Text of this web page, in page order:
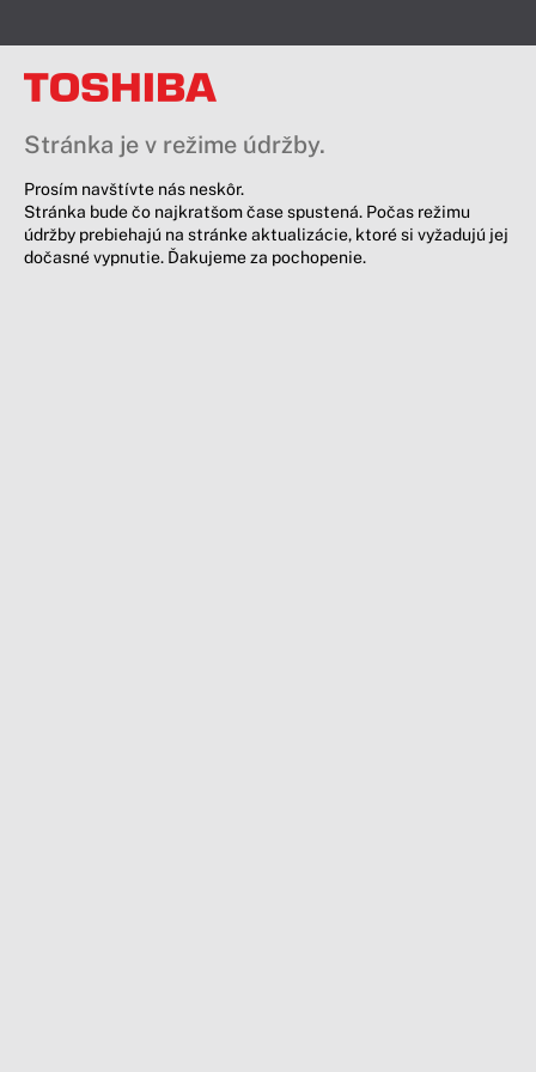
Stránka je v režime údržby.
Prosím navštívte nás neskôr.
Stránka bude čo najkratšom čase spustená. Počas režimu
údržby prebiehajú na stránke aktualizácie, ktoré si vyžadujú jej
dočasné vypnutie. Ďakujeme za pochopenie.